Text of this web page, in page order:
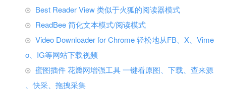
Best Reader View 类似于火狐的阅读器模式
ReadBee 简化文本模式/阅读模式
Video Downloader for Chrome 轻松地从FB、X、Vime
o、IG等网站下载视频
蜜图插件 花瓣网增强工具 一键看原图、下载、查来源
、快采、拖拽采集